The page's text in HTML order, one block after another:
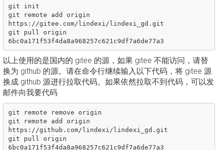
git init
git remote add origin
https://gitee.com/lindexi/lindexi_gd.git
git pull origin
以上使用的是国内的 gitee 的源，如果 gitee 不能访问，请替
换为 github 的源。请在命令行继续输入以下代码，将 gitee 源
换成 github 源进行拉取代码。如果依然拉取不到代码，可以发
邮件向我要代码
git remote remove origin
git remote add origin
https://github.com/lindexi/lindexi_gd.git
git pull origin